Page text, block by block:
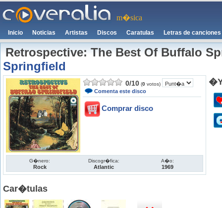
m�sica
Inicio Noticias Artistas Discos Caratulas Letras de canciones
Retrospective: The Best Of Buffalo
Springfield
0/10 (0 votos)
Comenta este disco
Comprar disco
G�nero:
Rock
Discogr�fica:
Atlantic
A�o:
1969
Car�tulas